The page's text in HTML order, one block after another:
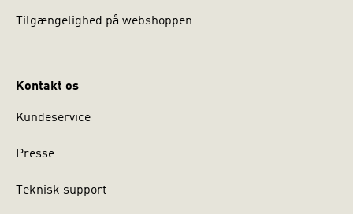
Tilgængelighed på webshoppen
Kontakt os
Kundeservice
Presse
Teknisk support